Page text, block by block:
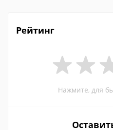
Рейтинг
Нажмите, для